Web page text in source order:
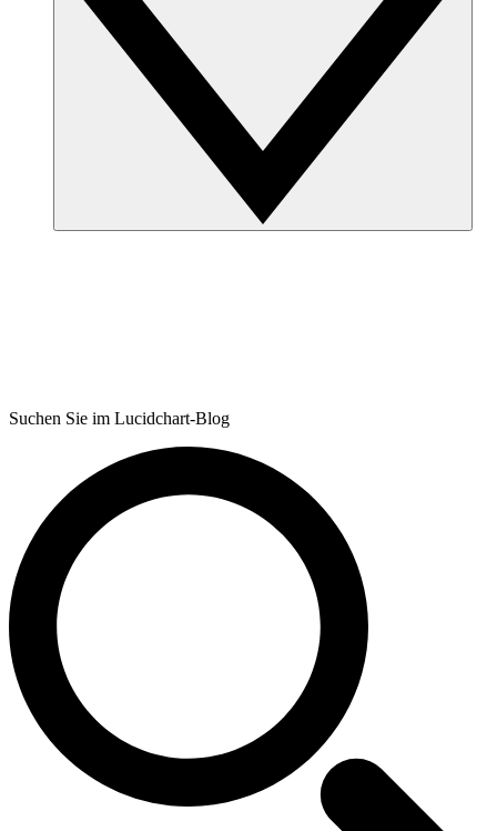
Suchen Sie im Lucidchart-Blog